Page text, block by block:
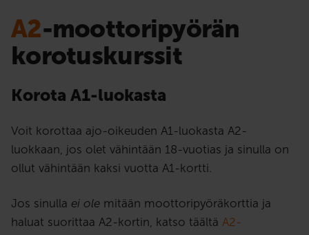
A2-moottoripyörän
korotuskurssit
Korota A1-luokasta
Voit korottaa ajo-oikeuden A1-luokasta A2-
luokkaan, jos olet vähintään 18-vuotias ja sinulla on
ollut vähintään kaksi vuotta A1-kortti.
Jos sinulla ei ole mitään moottoripyöräkorttia ja
haluat suorittaa A2-kortin, katso täältä A2-